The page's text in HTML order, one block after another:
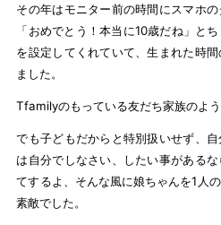
その年はモニター前の時間にスマホ
「おめでとう！本当に10歳だね」と
を設定してくれていて、生まれた時
ました。
Tfamilyのもっている友だち家族のよ
でも子どもだからと特別扱いせず、
は自分でしなさい、したい事がある
てするよ、そんな風に娘ちゃんを1人
素敵でした。